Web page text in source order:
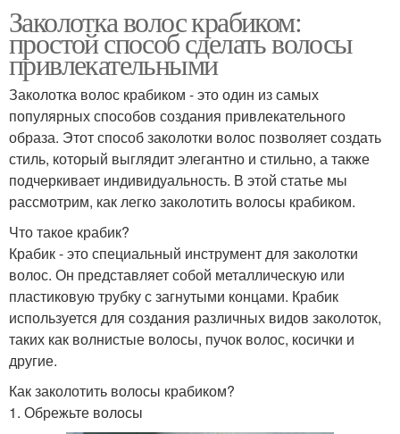
Заколотка волос крабиком:
простой способ сделать волосы
привлекательными
Заколотка волос крабиком - это один из самых
популярных способов создания привлекательного
образа. Этот способ заколотки волос позволяет создать
стиль, который выглядит элегантно и стильно, а также
подчеркивает индивидуальность. В этой статье мы
рассмотрим, как легко заколотить волосы крабиком.
Что такое крабик?
Крабик - это специальный инструмент для заколотки
волос. Он представляет собой металлическую или
пластиковую трубку с загнутыми концами. Крабик
используется для создания различных видов заколоток,
таких как волнистые волосы, пучок волос, косички и
другие.
Как заколотить волосы крабиком?
1. Обрежьте волосы